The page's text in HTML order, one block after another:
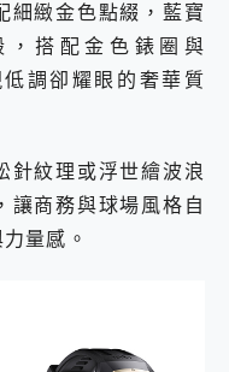
細緻金色點綴，藍寶
搭配金色錶圈與
調卻耀眼的奢華質
針紋理或浮世繪波浪
讓商務與球場風格自
量感。